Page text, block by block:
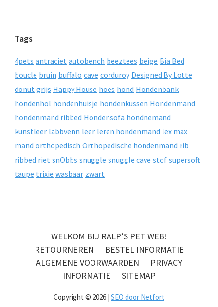
Tags
4pets antraciet autobench beeztees beige Bia Bed
boucle bruin buffalo cave corduroy Designed By Lotte
donut grijs Happy House hoes hond Hondenbank
hondenhol hondenhuisje hondenkussen Hondenmand
hondenmand ribbed Hondensofa hondnemand
kunstleer labbvenn leer leren hondenmand lex max
mand orthopedisch Orthopedische hondenmand rib
ribbed riet snObbs snuggle snuggle cave stof supersoft
taupe trixie wasbaar zwart
WELKOM BIJ RALP’S PET WEB!
RETOURNEREN
BESTEL INFORMATIE
ALGEMENE VOORWAARDEN
PRIVACY
INFORMATIE
SITEMAP
Copyright © 2026 | SEO door Netfort